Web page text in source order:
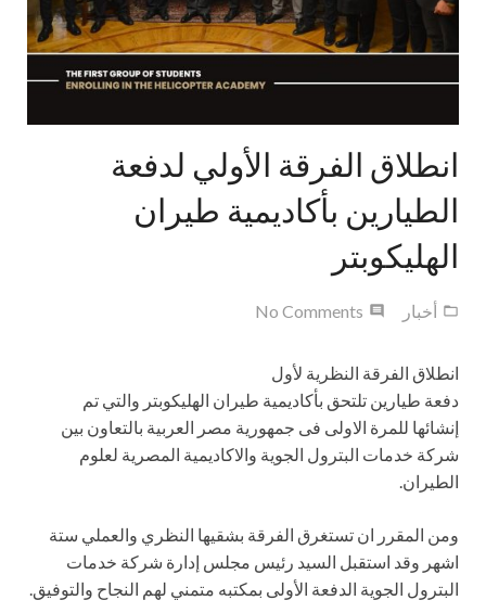
اخر الأخبار
انطلاق الفرقة الأولي لدفعة
الطيارين بأكاديمية طيران
الهليكوبتر
أخبار No Comments
انطلاق الفرقة النظرية لأول
دفعة طيارين تلتحق بأكاديمية طيران الهليكوبتر والتي تم
إنشائها للمرة الاولى فى جمهورية مصر العربية بالتعاون بين
شركة خدمات البترول الجوية والاكاديمية المصرية لعلوم
الطيران.
ومن المقرر ان تستغرق الفرقة بشقيها النظري والعملي ستة
اشهر وقد استقبل السيد رئيس مجلس إدارة شركة خدمات
البترول الجوية الدفعة الأولى بمكتبه متمني لهم النجاح والتوفيق.